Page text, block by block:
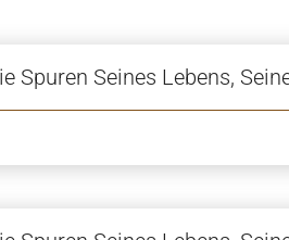
Spuren Seines Lebens,